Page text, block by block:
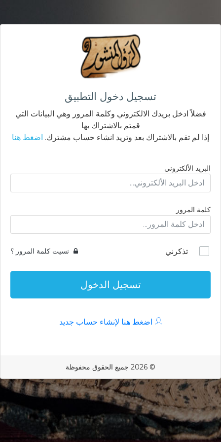
تسجيل دخول التطبيق
فضلاً ادخل بريدك الالكتروني وكلمة المرور وهي البيانات التي
قمتم بالاشتراك بها
إذا لم تقم بالاشتراك بعد وتريد انشاء حساب مشترك. اضغط هنا
البريد الألكتروني
كلمة المرور
تذكرني نسيت كلمة المرور ؟
تسجيل الدخول
اضغط هنا لإنشاء حساب جديد
© 2026 جميع الحقوق محفوظة